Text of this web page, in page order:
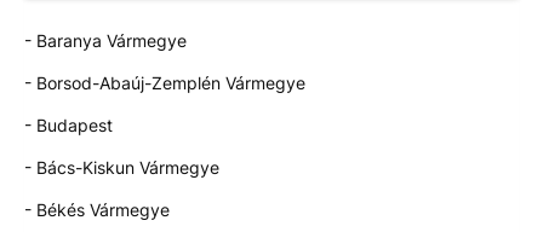
- Baranya Vármegye
- Borsod-Abaúj-Zemplén Vármegye
- Budapest
- Bács-Kiskun Vármegye
- Békés Vármegye